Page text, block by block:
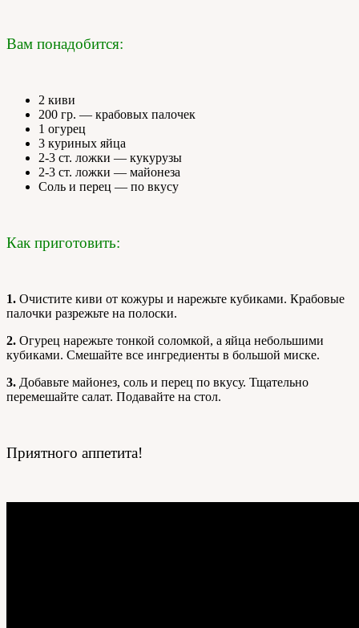
Вам понадобится:
2 киви
200 гр. — крабовых палочек
1 огурец
3 куриных яйца
2-3 ст. ложки — кукурузы
2-3 ст. ложки — майонеза
Соль и перец — по вкусу
Как приготовить:
1. Очистите киви от кожуры и нарежьте кубиками. Крабовые
палочки разрежьте на полоски.
2. Огурец нарежьте тонкой соломкой, а яйца небольшими
кубиками. Смешайте все ингредиенты в большой миске.
3. Добавьте майонез, соль и перец по вкусу. Тщательно
перемешайте салат. Подавайте на стол.
Приятного аппетита!